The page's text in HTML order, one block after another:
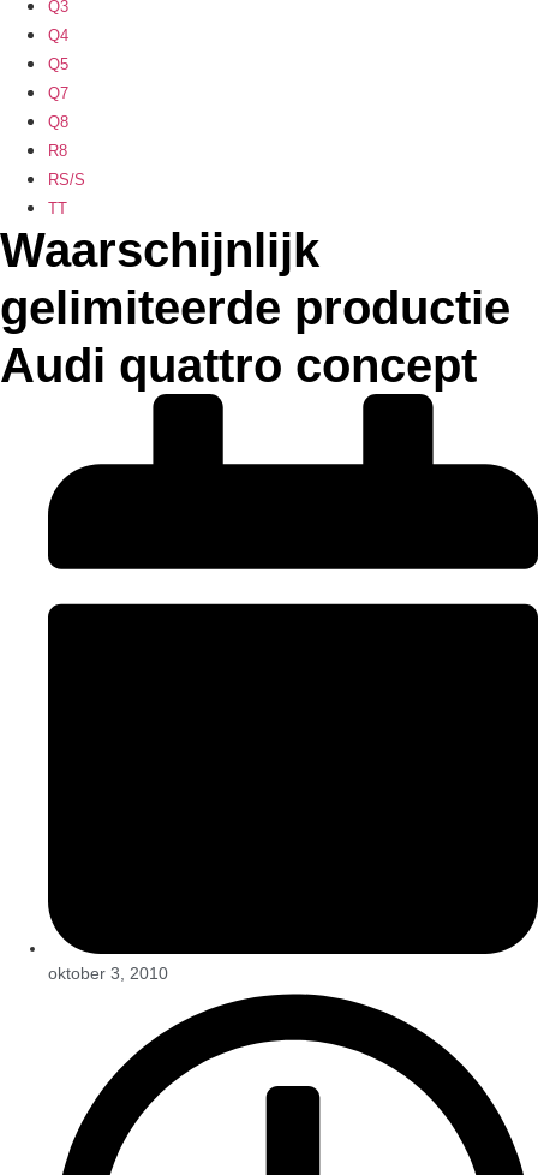
Q3
Q4
Q5
Q7
Q8
R8
RS/S
TT
Waarschijnlijk
gelimiteerde productie
Audi quattro concept
oktober 3, 2010